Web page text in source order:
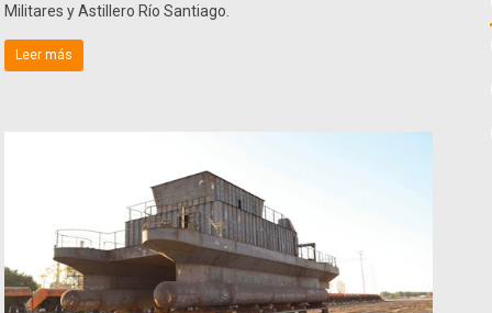
Militares y Astillero Río Santiago.
Leer más